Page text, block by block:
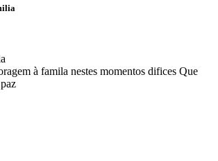
à famila nestes momentos difices Que